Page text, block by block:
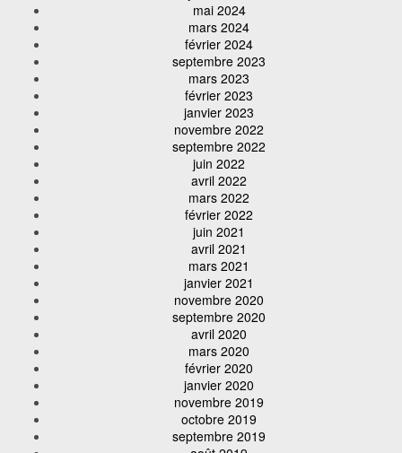
mai 2024
mars 2024
février 2024
septembre 2023
mars 2023
février 2023
janvier 2023
novembre 2022
septembre 2022
juin 2022
avril 2022
mars 2022
février 2022
juin 2021
avril 2021
mars 2021
janvier 2021
novembre 2020
septembre 2020
avril 2020
mars 2020
février 2020
janvier 2020
novembre 2019
octobre 2019
septembre 2019